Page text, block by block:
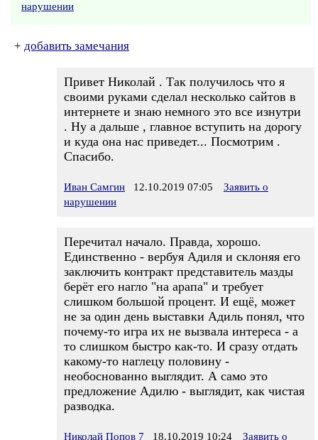
нарушении
+ добавить замечания
Привет Николай . Так получилось что я
своими руками сделал несколько сайтов в
интернете и знаю немного это все изнутри
. Ну а дальше , главное вступить на дорогу
и куда она нас приведет... Посмотрим .
Спасибо.
Иван Самгин 12.10.2019 07:05
Заявить о
нарушении
Перечитал начало. Правда, хорошо.
Единственно - вербуя Адиля и склоняя его
заключить контракт представитель мазды
берёт его нагло "на арапа" и требует
слишком большой процент. И ещё, может
не за один день выставки Адиль понял, что
почему-то игра их не вызвала интереса - а
то слишком быстро как-то. И сразу отдать
какому-то наглецу половину -
необоснованно выглядит. А само это
предложение Адилю - выглядит, как чистая
разводка.
Николай Попов 7 18.10.2019 10:24
Заявить о